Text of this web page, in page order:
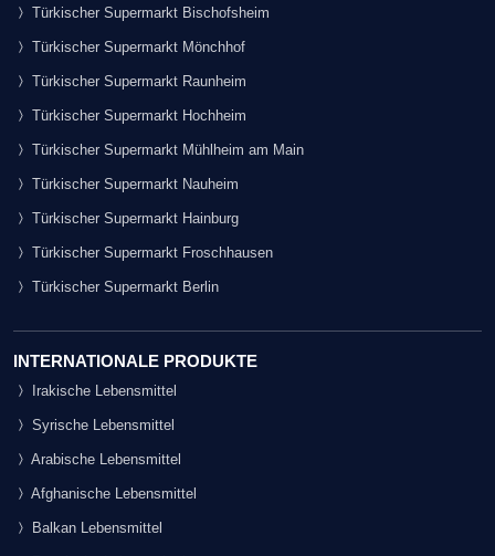
Türkischer Supermarkt Bischofsheim
Türkischer Supermarkt Mönchhof
Türkischer Supermarkt Raunheim
Türkischer Supermarkt Hochheim
Türkischer Supermarkt Mühlheim am Main
Türkischer Supermarkt Nauheim
Türkischer Supermarkt Hainburg
Türkischer Supermarkt Froschhausen
Türkischer Supermarkt Berlin
INTERNATIONALE PRODUKTE
Irakische Lebensmittel
Syrische Lebensmittel
Arabische Lebensmittel
Afghanische Lebensmittel
Balkan Lebensmittel